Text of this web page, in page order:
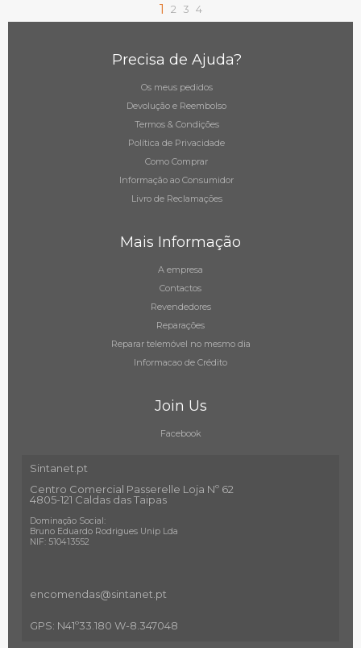
1 2 3 4
Precisa de Ajuda?
Os meus pedidos
Devolução e Reembolso
Termos & Condições
Política de Privacidade
Como Comprar
Informação ao Consumidor
Livro de Reclamações
Mais Informação
A empresa
Contactos
Revendedores
Reparações
Reparar telemóvel no mesmo dia
Informacao de Crédito
Join Us
Facebook
Sintanet.pt
Centro Comercial Passerelle Loja Nº 62
4805-121 Caldas das Taipas
Dominação Social:
Bruno Eduardo Rodrigues Unip Lda
NIF: 510413552
encomendas@sintanet .pt
GPS: N41º33.180 W-8.347048